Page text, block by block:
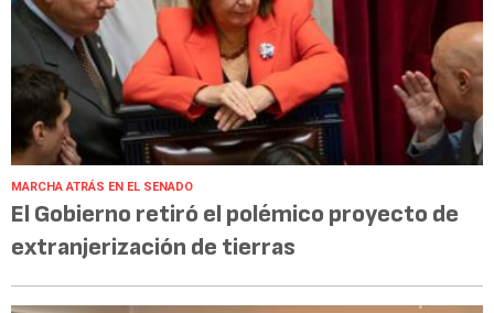
MARCHA ATRÁS EN EL SENADO
El Gobierno retiró el polémico proyecto de
extranjerización de tierras